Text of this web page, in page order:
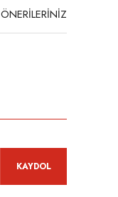
ÖNERİLERİNİZ
KAYDOL